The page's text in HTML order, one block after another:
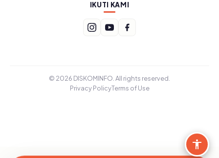
IKUTI KAMI
© 2026 DISKOMINFO. All rights reserved.
Privacy PolicyTerms of Use